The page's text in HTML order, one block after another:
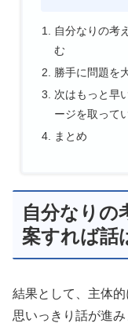
自分なりの考
む
勝手に問題を
次はもっと早
ージを取って
まとめ
自分なりの
案すれば話
結果として、主体
思いっきり話が進み